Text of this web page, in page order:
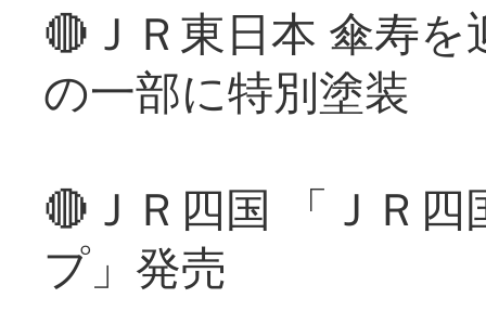
🔴ＪＲ東日本 傘寿
の一部に特別塗装
🔴ＪＲ四国 「ＪＲ
プ」発売